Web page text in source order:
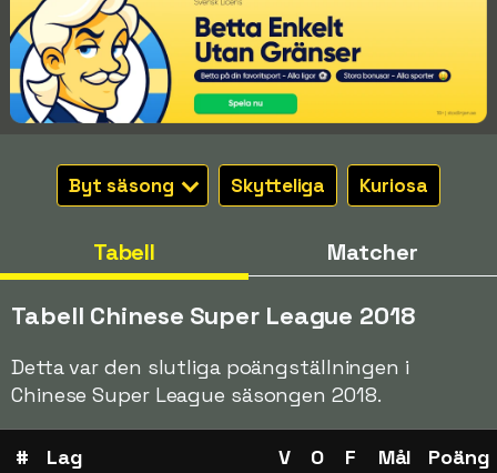
Byt säsong Skytteliga Kuriosa
Tabell Matcher
Tabell Chinese Super League 2018
Detta var den slutliga poängställningen i
Chinese Super League säsongen 2018.
# Lag V O F Mål Poäng